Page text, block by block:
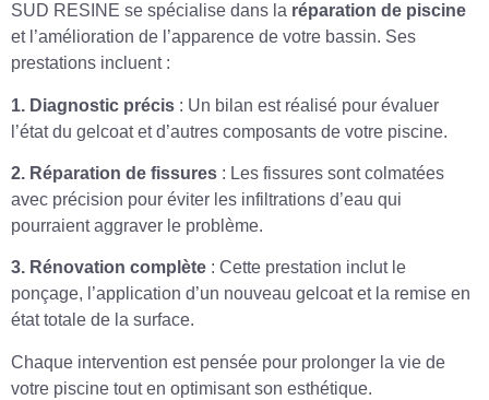
SUD RESINE se spécialise dans la réparation de piscine
et l’amélioration de l’apparence de votre bassin. Ses
prestations incluent :
1. Diagnostic précis : Un bilan est réalisé pour évaluer
l’état du gelcoat et d’autres composants de votre piscine.
2. Réparation de fissures : Les fissures sont colmatées
avec précision pour éviter les infiltrations d’eau qui
pourraient aggraver le problème.
3. Rénovation complète : Cette prestation inclut le
ponçage, l’application d’un nouveau gelcoat et la remise en
état totale de la surface.
Chaque intervention est pensée pour prolonger la vie de
votre piscine tout en optimisant son esthétique.